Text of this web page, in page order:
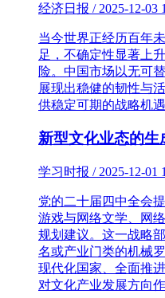
经济日报 / 2025-12-03
当今世界正经历百年
足，不确定性显著上
险。中国市场以无可
展现出稳健的韧性与
供稳定可期的战略机
新型文化业态的生
学习时报 / 2025-12-01
党的二十届四中全会
游戏与网络文学、网
规划建议。这一战略
名或产业门类的机械
现代化国家、全面推
对文化产业发展方向